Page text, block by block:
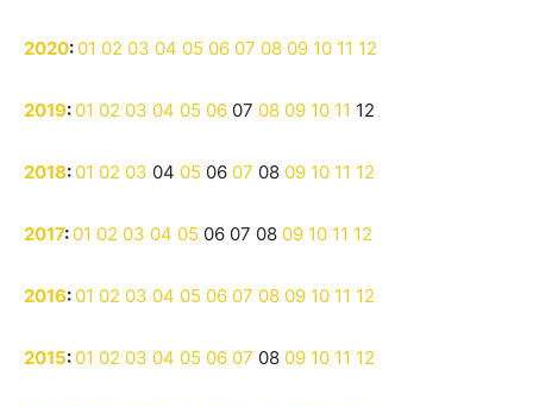
2020: 01 02 03 04 05 06 07 08 09 10 11 12
2019: 01 02 03 04 05 06 07 08 09 10 11 12
2018: 01 02 03 04 05 06 07 08 09 10 11 12
2017: 01 02 03 04 05 06 07 08 09 10 11 12
2016: 01 02 03 04 05 06 07 08 09 10 11 12
2015: 01 02 03 04 05 06 07 08 09 10 11 12